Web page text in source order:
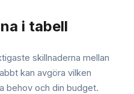
i tabell
skillnaderna mellan
kan avgöra vilken
behov och din budget.